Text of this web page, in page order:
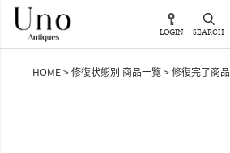
LOGIN SEARCH
HOME 修復状態別 商品一覧 修復完了商品